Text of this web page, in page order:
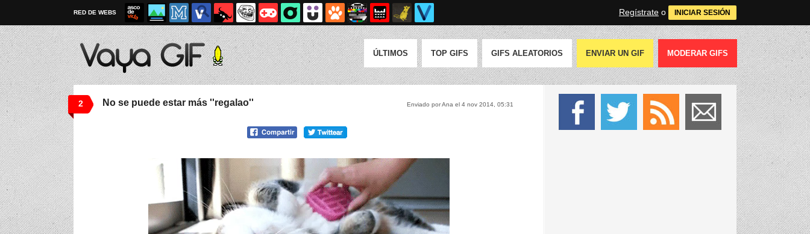
RED DE WEBS Regístrate o INICIAR SESIÓN
ÚLTIMOS TOP GIFS GIFS ALEATORIOS ENVIAR UN GIF MODERAR GIFS
2 Enviado por Ana el 4 nov 2014, 05:31
No se puede estar más ''regalao''